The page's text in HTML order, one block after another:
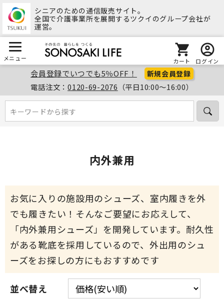
シニアのための通信販売サイト。
全国で介護事業所を展開するツクイのグループ会社が
運営。
メニュー カート ログイン
会員登録でいつでも5％OFF！ 新規会員登録
電話注文：0120-69-2076 （平日10:00～16:00）
キーワードから探す
キーワードから探す
内外兼用
お気に入りの施設用のシューズ、室内履きを外
でも履きたい！そんなご要望にお応えして、
「内外兼用シューズ」を開発しています。耐久性
がある靴底を採用しているので、外出用のシュ
ーズをお探しの方にもおすすめです
並べ替え